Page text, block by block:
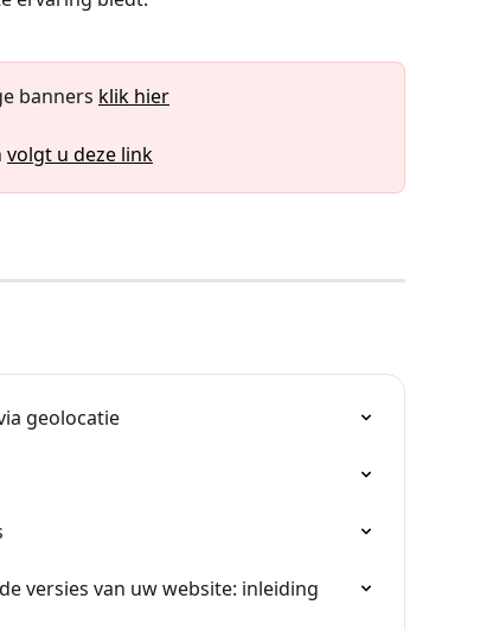
banners klik hier
volgt u deze link
geolocatie
versies van uw website: inleiding